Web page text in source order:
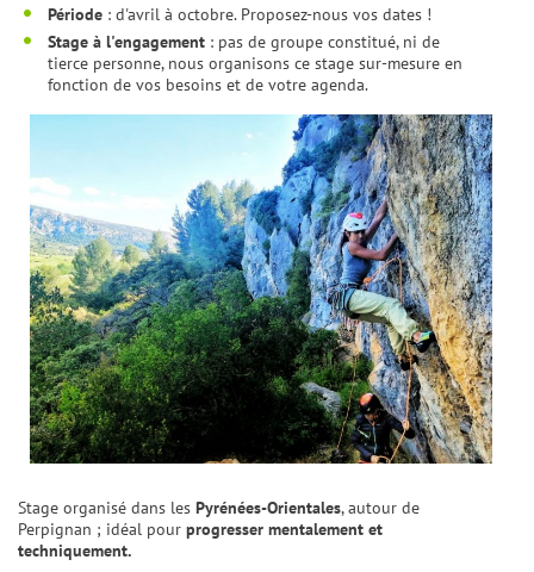
Période : d'avril à octobre. Proposez-nous vos dates !
Stage à l'engagement : pas de groupe constitué, ni de
tierce personne, nous organisons ce stage sur-mesure en
fonction de vos besoins et de votre agenda.
Stage organisé dans les Pyrénées-Orientales, autour de
Perpignan ; idéal pour progresser mentalement et
techniquement.